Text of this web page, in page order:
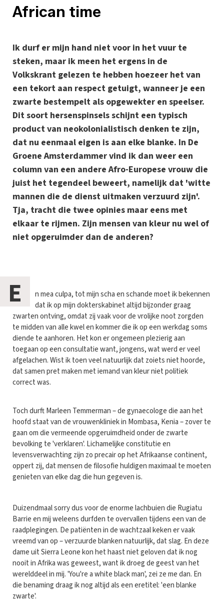
African time
Ik durf er mijn hand niet voor in het vuur te
steken, maar ik meen het ergens in de
Volkskrant gelezen te hebben hoezeer het van
een tekort aan respect getuigt, wanneer je een
zwarte bestempelt als opgewekter en speelser.
Dit soort hersenspinsels schijnt een typisch
product van neokolonialistisch denken te zijn,
dat nu eenmaal eigen is aan elke blanke. In De
Groene Amsterdammer vind ik dan weer een
column van een andere Afro-Europese vrouw die
juist het tegendeel beweert, namelijk dat 'witte
mannen die de dienst uitmaken verzuurd zijn'.
Tja, tracht die twee opinies maar eens met
elkaar te rijmen. Zijn mensen van kleur nu wel of
niet opgeruimder dan de anderen?
E
n mea culpa, tot mijn scha en schande moet ik bekennen
dat ik op mijn dokterskabinet altijd bijzonder graag
zwarten ontving, omdat zij vaak voor de vrolijke noot zorgden
te midden van alle kwel en kommer die ik op een werkdag soms
diende te aanhoren. Het kon er ongemeen plezierig aan
toegaan op een consultatie want, jongens, wat werd er veel
afgelachen. Wist ik toen veel natuurlijk dat zoiets niet hoorde,
dat samen pret maken met iemand van kleur niet politiek
correct was.
Toch durft Marleen Temmerman – de gynaecologe die aan het
hoofd staat van de vrouwenkliniek in Mombasa, Kenia – zover te
gaan om die vermeende opgeruimdheid onder de zwarte
bevolking te 'verklaren'. Lichamelijke constitutie en
levensverwachting zijn zo precair op het Afrikaanse continent,
oppert zij, dat mensen de filosofie huldigen maximaal te moeten
genieten van elke dag die hun gegeven is.
Duizendmaal sorry dus voor de enorme lachbuien die Rugiatu
Barrie en mij weleens durfden te overvallen tijdens een van de
raadplegingen. De patiënten in de wachtzaal keken er vaak
vreemd van op – verzuurde blanken natuurlijk, dat slag. En deze
dame uit Sierra Leone kon het haast niet geloven dat ik nog
nooit in Afrika was geweest, want ik droeg de geest van het
werelddeel in mij. 'You're a white black man', zei ze me dan. En
die benaming draag ik nog altijd als een eretitel: 'een blanke
zwarte'.